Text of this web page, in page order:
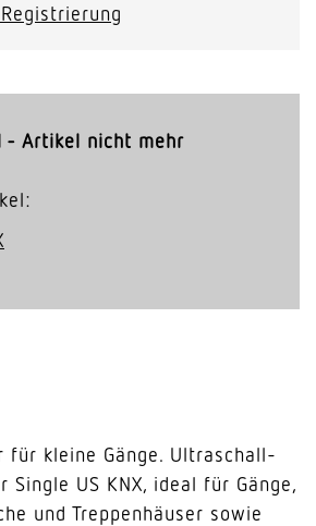
- Artikel nicht mehr
für kleine Gänge. Ultraschall-
Single US KNX, ideal für Gänge,
und Treppenhäuser sowie